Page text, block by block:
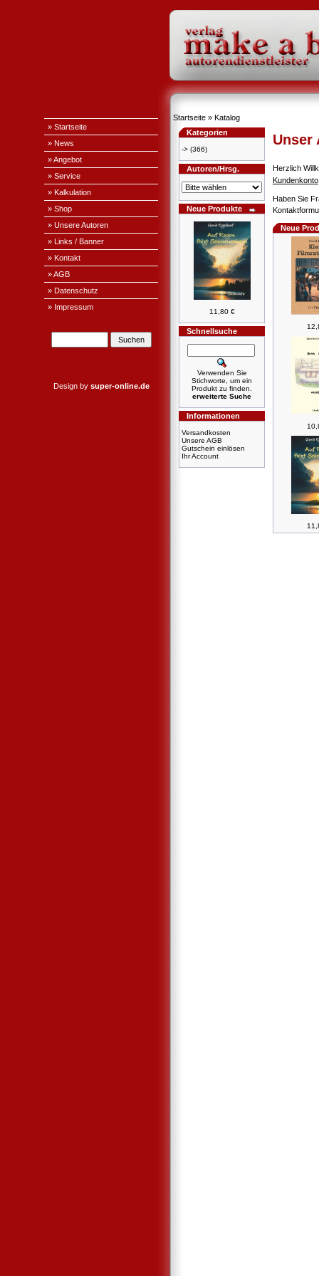
» Startseite
» News
» Angebot
» Service
» Kalkulation
» Shop
» Unsere Autoren
» Links / Banner
» Kontakt
» AGB
» Datenschutz
» Impressum
Design by super-online.de
Startseite » Katalog
Kategorien
-> (366)
Autoren/Hrsg.
Neue Produkte
11,80 €
Schnellsuche
Verwenden Sie
Stichworte, um ein
Produkt zu finden.
erweiterte Suche
Informationen
Versandkosten
Unsere AGB
Gutschein einlösen
Ihr Account
Unser
Herzlich
Kundenkonto
Haben Sie
Neue